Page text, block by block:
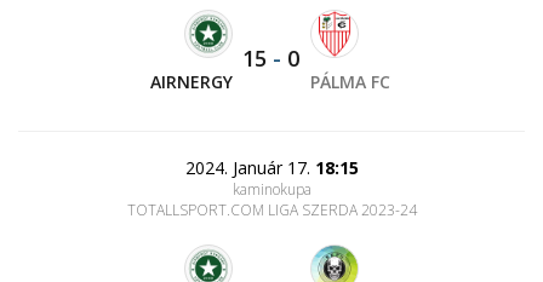
AIRNERGY
15 - 0
PÁLMA FC
2024. Január 17. 18:15
kaminokupa
TOTALLSPORT.COM LIGA SZERDA 2023-24